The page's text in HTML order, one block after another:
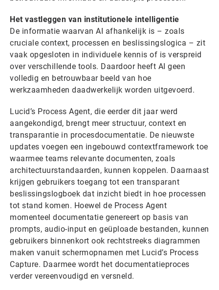
Het vastleggen van institutionele intelligentie
De informatie waarvan AI afhankelijk is – zoals
cruciale context, processen en beslissingslogica – zit
vaak opgesloten in individuele kennis of is verspreid
over verschillende tools. Daardoor heeft AI geen
volledig en betrouwbaar beeld van hoe
werkzaamheden daadwerkelijk worden uitgevoerd.
Lucid’s Process Agent, die eerder dit jaar werd
aangekondigd, brengt meer structuur, context en
transparantie in procesdocumentatie. De nieuwste
updates voegen een ingebouwd contextframework toe
waarmee teams relevante documenten, zoals
architectuurstandaarden, kunnen koppelen. Daarnaast
krijgen gebruikers toegang tot een transparant
beslissingslogboek dat inzicht biedt in hoe processen
tot stand komen. Hoewel de Process Agent
momenteel documentatie genereert op basis van
prompts, audio-input en geüploade bestanden, kunnen
gebruikers binnenkort ook rechtstreeks diagrammen
maken vanuit schermopnamen met Lucid’s Process
Capture. Daarmee wordt het documentatieproces
verder vereenvoudigd en versneld.